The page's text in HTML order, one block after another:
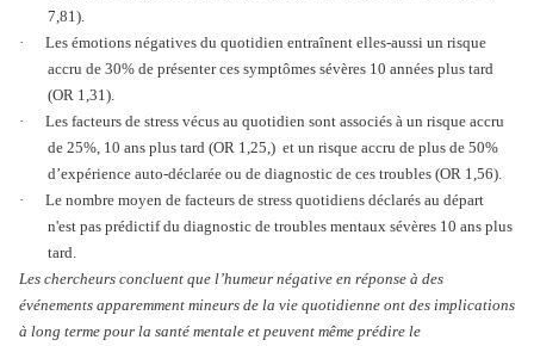
7,81).
·
Les émotions négatives du quotidien entraînent elles-aussi un risque
accru de 30% de présenter ces symptômes sévères 10 années plus tard
(OR 1,31).
·
Les facteurs de stress vécus au quotidien sont associés à un risque accru
de 25%, 10 ans plus tard (OR 1,25,) et un risque accru de plus de 50%
d’expérience auto-déclarée ou de diagnostic de ces troubles (OR 1,56).
·
Le nombre moyen de facteurs de stress quotidiens déclarés au départ
n'est pas prédictif du diagnostic de troubles mentaux sévères 10 ans plus
tard.
Les chercheurs concluent que l’humeur négative en réponse à des
événements apparemment mineurs de la vie quotidienne ont des implications
à long terme pour la santé mentale et peuvent même prédire le